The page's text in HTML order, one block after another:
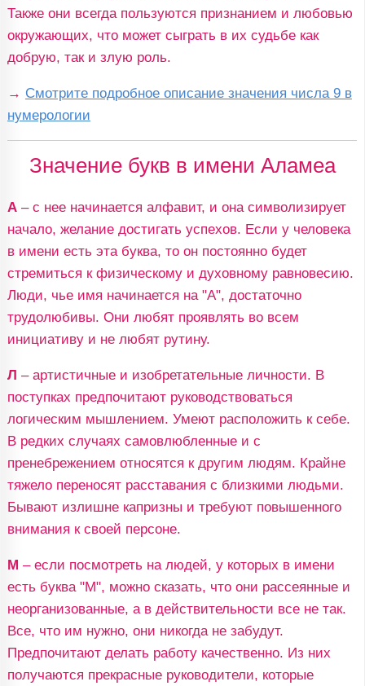
Также они всегда пользуются признанием и любовью
окружающих, что может сыграть в их судьбе как
добрую, так и злую роль.
→ Смотрите подробное описание значения числа 9 в
нумерологии
Значение букв в имени Аламеа
А– с нее начинается алфавит, и она символизирует
начало, желание достигать успехов. Если у человека
в имени есть эта буква, то он постоянно будет
стремиться к физическому и духовному равновесию.
Люди, чье имя начинается на "А", достаточно
трудолюбивы. Они любят проявлять во всем
инициативу и не любят рутину.
Л – артистичные и изобретательные личности. В
поступках предпочитают руководствоваться
логическим мышлением. Умеют расположить к себе.
В редких случаях самовлюбленные и с
пренебрежением относятся к другим людям. Крайне
тяжело переносят расставания с близкими людьми.
Бывают излишне капризны и требуют повышенного
внимания к своей персоне.
М – если посмотреть на людей, у которых в имени
есть буква "М", можно сказать, что они рассеянные и
неорганизованные, а в действительности все не так.
Все, что им нужно, они никогда не забудут.
Предпочитают делать работу качественно. Из них
получаются прекрасные руководители, которые